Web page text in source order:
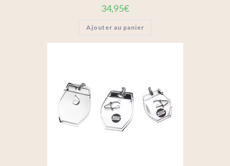
34,95€
Ajouter au panier